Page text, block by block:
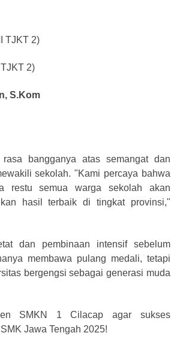
TJKT 2)
2)
S.Kom
bangganya atas semangat dan
sekolah. "Kami percaya bahwa
restu semua warga sekolah akan
hasil terbaik di tingkat provinsi,"
dan pembinaan intensif sebelum
membawa pulang medali, tetapi
bergengsi sebagai generasi muda
SMKN 1 Cilacap agar sukses
Jawa Tengah 2025!